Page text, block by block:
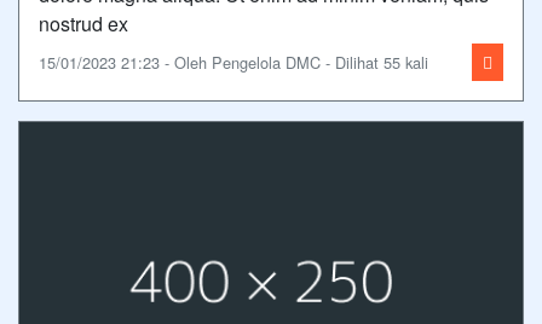
nostrud ex
15/01/2023 21:23 - Oleh Pengelola DMC - Dilihat 55 kali